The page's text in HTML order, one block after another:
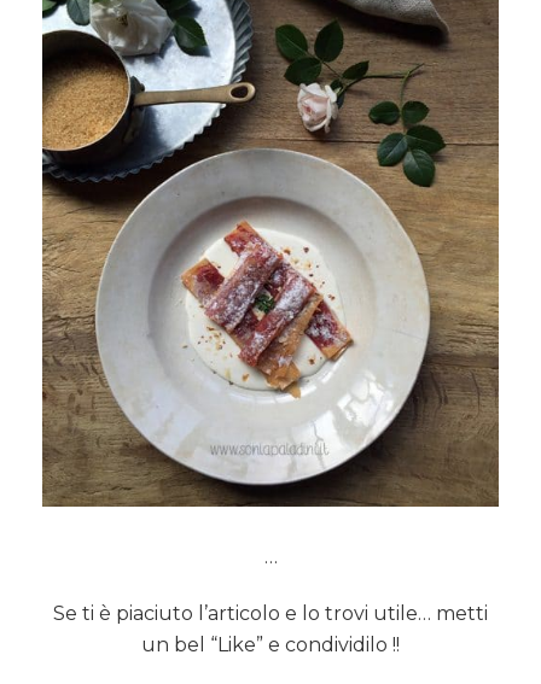
…
Se ti è piaciuto l’articolo e lo trovi utile… metti
un bel “Like” e condividilo !!